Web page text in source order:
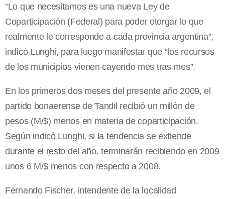
“Lo que necesitamos es una nueva Ley de
Coparticipación (Federal) para poder otorgar lo que
realmente le corresponde a cada provincia argentina”,
indicó Lunghi, para luego manifestar que “los recursos
de los municipios vienen cayendo mes tras mes”.
En los primeros dos meses del presente año 2009, el
partido bonaerense de Tandil recibió un millón de
pesos (M/$) menos en materia de coparticipación.
Según indicó Lunghi, si la tendencia se extiende
durante el resto del año, terminarán recibiendo en 2009
unos 6 M/$ menos con respecto a 2008.
Fernando Fischer, intendente de la localidad